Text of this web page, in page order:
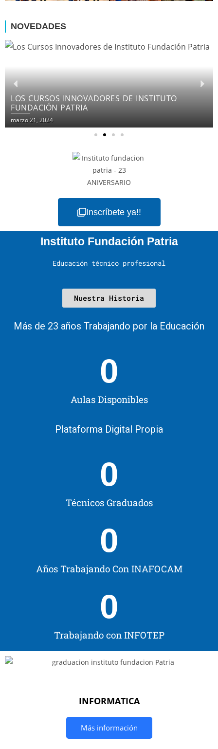
NOVEDADES
LOS CURSOS INNOVADORES DE INSTITUTO
FUNDACIÓN PATRIA
marzo 21, 2024
Inscríbete ya!!
Instituto Fundación Patria
Educación técnico profesional
Nuestra Historia
Más de 23 años Trabajando por la Educación
Aulas Disponibles
0
Plataforma Digital Propia
Técnicos Graduados
0
Años Trabajando Con INAFOCAM
0
Trabajando con INFOTEP
0
INFORMATICA
Más información